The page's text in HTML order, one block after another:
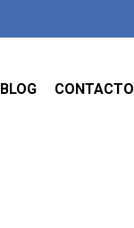
BLOG CONTACTO